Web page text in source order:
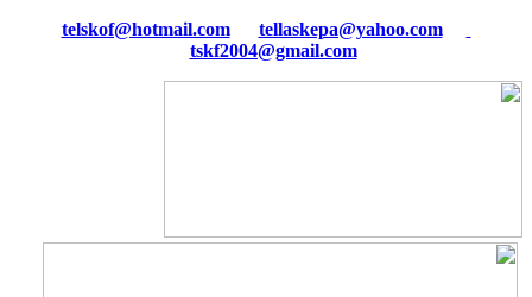
tellaskepa@yahoo.com
tskf2004@gmail.com